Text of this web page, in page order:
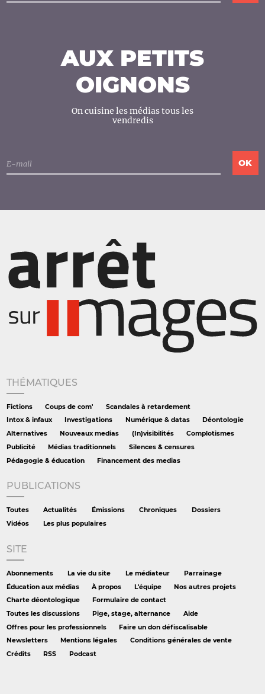
AUX PETITS
OIGNONS
On cuisine les médias tous les
vendredis
THÉMATIQUES
Fictions Coups de com'
Scandales à retardement
Intox & infaux
Investigations Numérique & datas
Déontologie
Alternatives
Nouveaux medias (In)visibilités
Complotismes
Publicité
Médias traditionnels
Silences & censures
Pédagogie & éducation
Financement des medias
PUBLICATIONS
Toutes Actualités Émissions Chroniques
Dossiers
Vidéos
Les plus populaires
SITE
Abonnements La vie du site Le médiateur
Parrainage
Éducation aux médias
À propos L'équipe
Nos autres projets
Charte déontologique
Formulaire de contact
Toutes les discussions
Pige, stage, alternance
Aide
Offres pour les professionnels
Faire un don défiscalisable
Newsletters
Mentions légales
Conditions générales de vente
Crédits
RSS Podcast